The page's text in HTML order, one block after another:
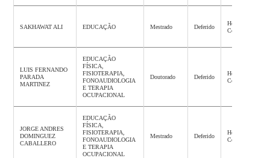
SAKHAWAT ALI EDUCAÇÃO Mestrado Deferido
Homologação
Concluída
LUIS FERNANDO
PARADA
MARTINEZ
EDUCAÇÃO
FÍSICA,
FISIOTERAPIA,
FONOAUDIOLOGIA
E TERAPIA
OCUPACIONAL
Doutorado Deferido
Homologação
Concluída
JORGE ANDRES
DOMINGUEZ
CABALLERO
EDUCAÇÃO
FÍSICA,
FISIOTERAPIA,
FONOAUDIOLOGIA
E TERAPIA
OCUPACIONAL
Mestrado Deferido
Homologação
Concluída